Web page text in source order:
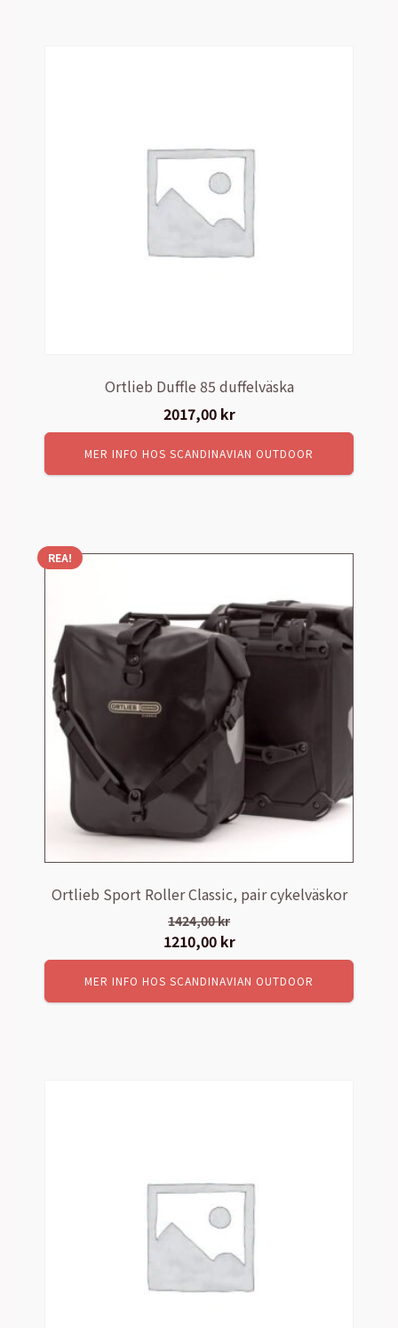
Ortlieb Duffle 85 duffelväska
2017,00 kr
MER INFO HOS SCANDINAVIAN OUTDOOR
REA!
Ortlieb Sport Roller Classic, pair cykelväskor
1424,00kr
Det
ursprungliga
priset
var:
1210,00 krDet
nuvarande
priset
är:
MER INFO HOS SCANDINAVIAN OUTDOOR